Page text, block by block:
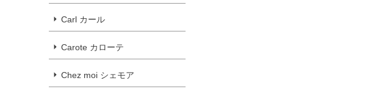
Carl カール
Carote カローテ
Chez moi シェモア